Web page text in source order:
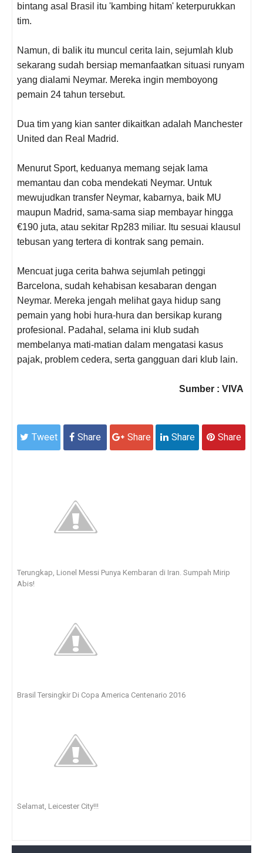
bintang asal Brasil itu 'kambing hitam' keterpurukkan
tim.
Namun, di balik itu muncul cerita lain, sejumlah klub
sekarang sudah bersiap memanfaatkan situasi runyam
yang dialami Neymar. Mereka ingin memboyong
pemain 24 tahun tersebut.
Dua tim yang kian santer dikaitkan adalah Manchester
United dan Real Madrid.
Menurut Sport, keduanya memang sejak lama
memantau dan coba mendekati Neymar. Untuk
mewujudkan transfer Neymar, kabarnya, baik MU
maupun Madrid, sama-sama siap membayar hingga
€190 juta, atau sekitar Rp283 miliar. Itu sesuai klausul
tebusan yang tertera di kontrak sang pemain.
Mencuat juga cerita bahwa sejumlah petinggi
Barcelona, sudah kehabisan kesabaran dengan
Neymar. Mereka jengah melihat gaya hidup sang
pemain yang hobi hura-hura dan bersikap kurang
profesional. Padahal, selama ini klub sudah
membelanya mati-matian dalam mengatasi kasus
pajak, problem cedera, serta gangguan dari klub lain.
Sumber : VIVA
Tweet Share Share Share Share
Terungkap, Lionel Messi Punya Kembaran di Iran. Sumpah Mirip
Abis!
Brasil Tersingkir Di Copa America Centenario 2016
Selamat, Leicester City!!!